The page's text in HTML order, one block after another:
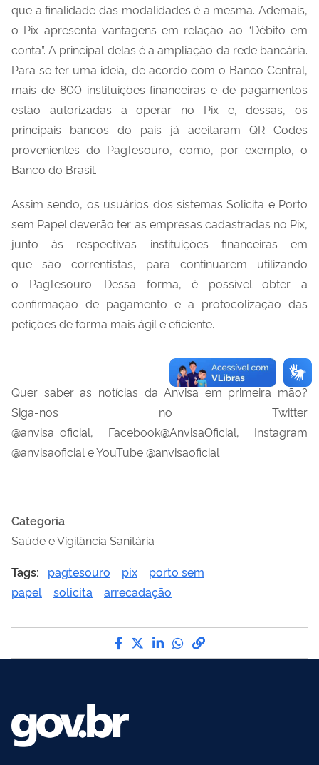
que a finalidade das modalidades é a mesma. Ademais,
o Pix apresenta vantagens em relação ao “Débito em
conta”. A principal delas é a ampliação da rede bancária.
Para se ter uma ideia, de acordo com o Banco Central,
mais de 800 instituições financeiras e de pagamentos
estão autorizadas a operar no Pixe, dessas, os
principais bancos do país já aceitaram QR Codes
provenientes do PagTesouro, como, por exemplo, o
Banco do Brasil.
Assim sendo, os usuários dos sistemas Solicita e Porto
sem Papel deverão ter as empresas cadastradas no Pix,
junto às respectivas instituições financeiras em
que são correntistas, para continuarem utilizando
o PagTesouro. Dessa forma, é possível obter a
confirmação de pagamento e a protocolização das
petições de forma mais ágil e eficiente.
Quer saber as notícias da Anvisa em primeira mão?
Siga-nos no Twitter
@anvisa_oficial, Facebook@AnvisaOficial, Instagram
@anvisaoficial e YouTube @anvisaoficial
Categoria
Saúde e Vigilância Sanitária
Tags:
pagtesouro pix
porto sem
papel
solicita arrecadação
Compartilhe por Facebook
Compartilhe por Twitter
Compartilhe por
Compartilhe por
link para Copiar